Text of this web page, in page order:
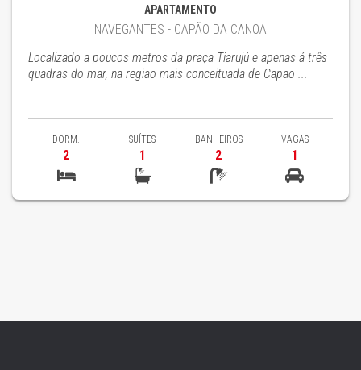
APARTAMENTO
NAVEGANTES - CAPÃO DA CANOA
Localizado a poucos metros da praça Tiarujú e apenas á três
quadras do mar, na região mais conceituada de Capão ...
DORM.
2
SUÍTES
1
BANHEIROS
2
VAGAS
1